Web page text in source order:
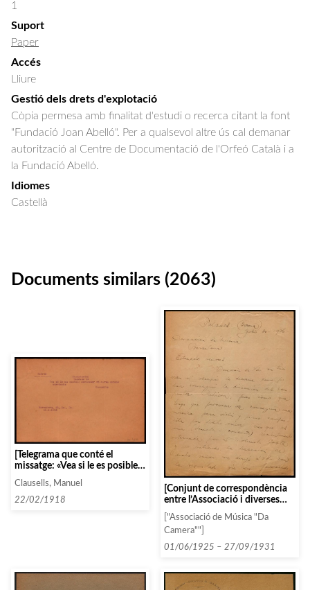
1
Suport
Paper
Accés
Lliure
Gestió dels drets d'explotació
Còpia permesa amb finalitat d'estudi o recerca citant la font
"Fundació Joan Abelló". Per a qualsevol altre ús cal demanar
autorització al Centre de Documentació de l'Orfeó Català i a
la Fundació Abelló.
Idiomes
Castellà
Documents similars (2063)
[Telegrama que conté el
missatge: «Vea si le es posible
corriente. Clausells»]
Clausells, Manuel
22/02/1918
[Conjunt de correspondència
entre l’Associació i diverses
persones i entitats seguint un
ordre alfabètic: CH]
["Associació de Música "Da
Camera""]
01/06/1925 – 27/09/1931